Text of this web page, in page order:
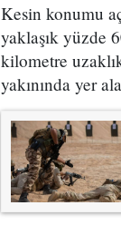
Kesin konumu
yaklaşık yüzde
kilometre
yakınında yer